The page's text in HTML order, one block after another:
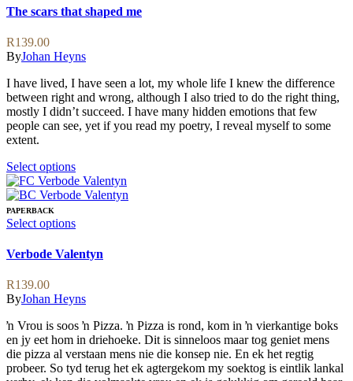
has
multiple
options
may
be
chosen
on
the
page
The scars that shaped me
R139.00
ByJohan Heyns
I have lived, I have seen a lot, my whole life I knew the difference
between right and wrong, although I also tried to do the right thing,
mostly I didn’t succeed. I have many hidden emotions that few
people can see, yet if you read my poetry, I reveal myself to some
extent.
Select optionsThis
product
has
variants.
options
may
on
the
product
page
PAPERBACK
Select optionsThis
has
multiple
options
may
be
chosen
on
the
Verbode Valentyn
R139.00
ByJohan Heyns
ŉ Vrou is soos ŉ Pizza. ŉ Pizza is rond, kom in ŉ vierkantige boks
en jy eet hom in driehoeke. Dit is sinneloos maar tog geniet mens
die pizza al verstaan mens nie die konsep nie. En ek het regtig
probeer. So tyd terug het ek agtergekom my soektog is eintlik lankal